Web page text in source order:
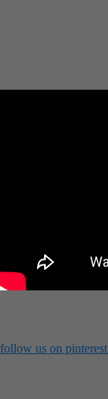
follow us on pinterest